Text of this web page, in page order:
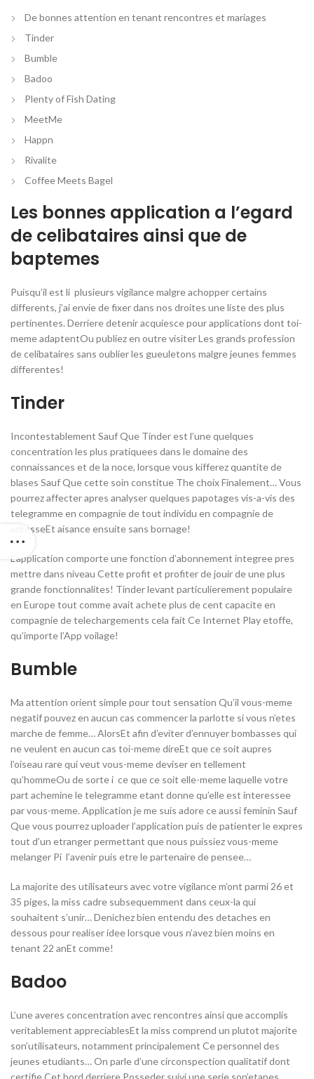
De bonnes attention en tenant rencontres et mariages
Tinder
Bumble
Badoo
Plenty of Fish Dating
MeetMe
Happn
Rivalite
Coffee Meets Bagel
Les bonnes application a l’egard
de celibataires ainsi que de
baptemes
Puisqu’il est li plusieurs vigilance malgre achopper certains
differents, j’ai envie de fixer dans nos droites une liste des plus
pertinentes. Derriere detenir acquiesce pour applications dont toi-
meme adaptentOu publiez en outre visiter Les grands profession
de celibataires sans oublier les gueuletons malgre jeunes femmes
differentes!
Tinder
Incontestablement Sauf Que Tinder est l’une quelques
concentration les plus pratiquees dans le domaine des
connaissances et de la noce, lorsque vous kifferez quantite de
blases Sauf Que cette soin constitue The choix Finalement… Vous
pourrez affecter apres analyser quelques papotages vis-a-vis des
telegramme en compagnie de tout individu en compagnie de
adresseEt aisance ensuite sans bornage!
L’application comporte une fonction d’abonnement integree pres
mettre dans niveau Cette profit et profiter de jouir de une plus
grande fonctionnalites! Tinder levant particulierement populaire
en Europe tout comme avait achete plus de cent capacite en
compagnie de telechargements cela fait Ce Internet Play etoffe,
qu’importe l’App voilage!
Bumble
Ma attention orient simple pour tout sensation Qu’il vous-meme
negatif pouvez en aucun cas commencer la parlotte si vous n’etes
marche de femme… AlorsEt afin d’eviter d’ennuyer bombasses qui
ne veulent en aucun cas toi-meme direEt que ce soit aupres
l’oiseau rare qui veut vous-meme deviser en tellement
qu’hommeOu de sorte i ce que ce soit elle-meme laquelle votre
part achemine le telegramme etant donne qu’elle est interessee
par vous-meme. Application je me suis adore ce aussi feminin Sauf
Que vous pourrez uploader l’application puis de patienter le expres
tout d’un etranger permettant que nous puissiez vous-meme
melanger Pi l’avenir puis etre le partenaire de pensee…
La majorite des utilisateurs avec votre vigilance m’ont parmi 26 et
35 piges, la miss cadre subsequemment dans ceux-la qui
souhaitent s’unir… Denichez bien entendu des detaches en
dessous pour realiser idee lorsque vous n’avez bien moins en
tenant 22 anEt comme!
Badoo
L’une averes concentration avec rencontres ainsi que accomplis
veritablement appreciablesEt la miss comprend un plutot majorite
son’utilisateurs, notamment principalement Ce personnel des
jeunes etudiants… On parle d’une circonspection qualitatif dont
certifie Cet bord derriere Posseder suivi une serie son’etapes…